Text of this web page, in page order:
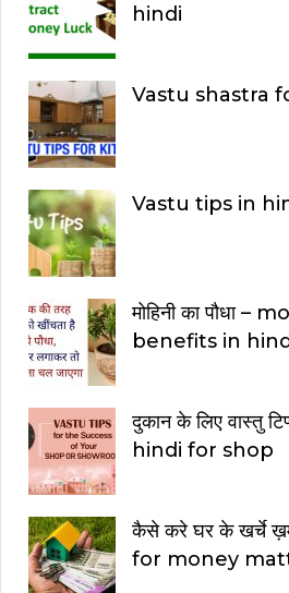
hindi
Vastu shastra
Vastu tips in
मोहिनी का पौधा –
benefits in
दुकान के लिए वास्तु
hindi for shop
कैसे करे घर के खर्चे
for money